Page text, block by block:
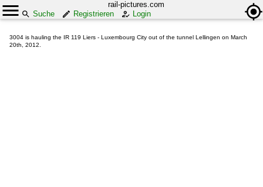
rail-pictures.com
Suche
Registrieren Login
3004 is hauling the IR 119 Liers - Luxembourg City out of the tunnel Lellingen on March
20th, 2012.